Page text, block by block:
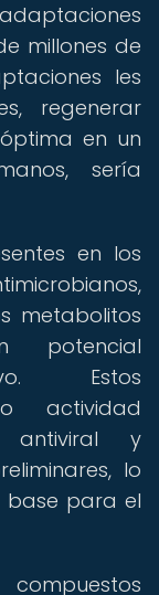
millones de
les
regenerar
en un
sería
en los
metabolitos
potencial
Estos
actividad
antiviral y
lo
base para el